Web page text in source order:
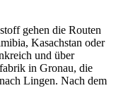
gehen die Routen
Kasachstan oder
und über
in Gronau, die
Lingen. Nach dem